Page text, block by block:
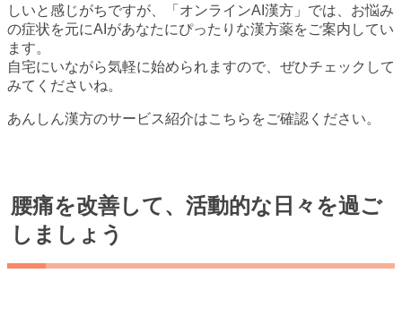
しいと感じがちですが、「オンラインAI漢方」では、お悩み
の症状を元にAIがあなたにぴったりな漢方薬をご案内してい
ます。
自宅にいながら気軽に始められますので、ぜひチェックして
みてくださいね。
あんしん漢方のサービス紹介はこちらをご確認ください。
腰痛を改善して、活動的な日々を過ご
しましょう